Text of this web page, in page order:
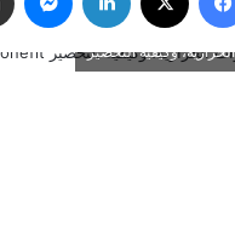
وكيفية التحضير